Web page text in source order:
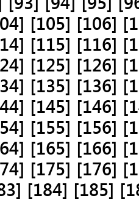
[105] [106]
[115] [116]
[125] [126]
[135] [136]
[145] [146]
[155] [156]
[165] [166]
[175] [176]
[184] [185]